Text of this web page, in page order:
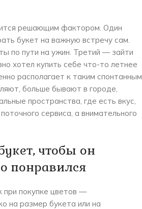
решающим фактором. Один
букет на важную встречу сам.
по пути на ужин. Третий — зайти
хотел купить себе что-то летнее
располагает к таким спонтанным
больше бывают в городе,
пространства, где есть вкус,
сервиса, а внимательного
чтобы он
понравился
при покупке цветов —
на размер букета или на